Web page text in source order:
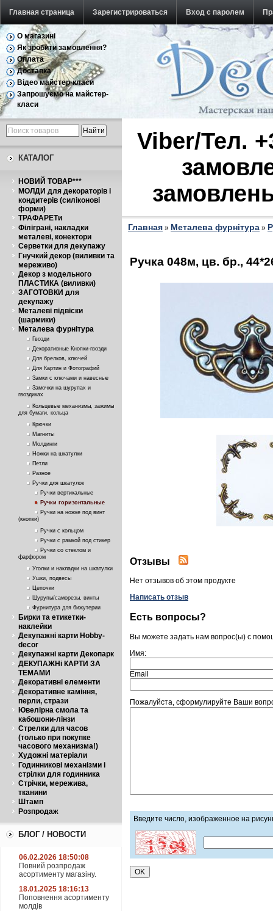
Главная страница Зарегистрироваться Вход с паролем
Обратная связь
О магазині
Як зробити замовлення?
Оплата
Доставка
Відео майстер-класи
Запрошуємо на майстер-
класи
КАТАЛОГ
НОВИЙ ТОВАР***
МОЛДИ для декораторів і
кондитерів (силіконові
форми)
ТРАФАРЕТи
Філіграні, накладки
металеві, конектори
Серветки для декупажу
Гнучкий декор (виливки та
мереживо)
Декор з модельного
ПЛАСТИКА (виливки)
ЗАГОТОВКИ для
декупажу
Металеві підвіски
(шармики)
Металева фурнітура
Гвозди
Декоративные Кнопки-гвозди
Для брелков, ключей
Для Картин и Фотографий
Замки с ключами и навесные
Замочки на шурупах и
гвоздиках
Кольцевые механизмы, зажимы
для бумаги, кольца
Крючки
Магниты
Молдинги
Ножки на шкатулки
Петли
Разное
Ручки для шкатулок
Ручки вертикальные
Ручки горизонтальные
Ручки на ножке под винт
(кнопки)
Ручки с кольцом
Ручки с рамкой под стикер
Ручки со стеклом и
фарфором
Уголки и накладки на шкатулки
Ушки, подвесы
Цепочки
Шурупы/саморезы, винты
Фурнитура для бижутерии
Бирки та етикетки-
наклейки
Декупажні карти Hobby-
decor
Декупажні карти Декопарк
ДЕКУПАЖНі КАРТИ ЗА
ТЕМАМИ
Декоративні елементи
Декоративне каміння,
перли, стрази
Ювелірна смола та
кабошони-лінзи
Стрелки для часов
(только при покупке
часового механизма!)
Художні матеріали
Годинникові механізми і
стрілки для годинника
Стрічки, мережива,
тканини
Штамп
Розпродаж
БЛОГ / НОВОСТИ
06.02.2026 18:50:08
Повний розпродаж
асортименту магазіну.
18.01.2025 18:16:13
Поповнення асортименту
молдів
Viber/Тел.
Главная » Металева фурнітура »
Ручка 048м, цв. бр.,
Отзывы
Нет отзывов об этом продукте
Написать отзыв
Есть вопросы?
Вы можете задать нам вопрос(ы) с
Имя:
Email
Пожалуйста, сформулируйте Ваши
Введите число, изображенное на